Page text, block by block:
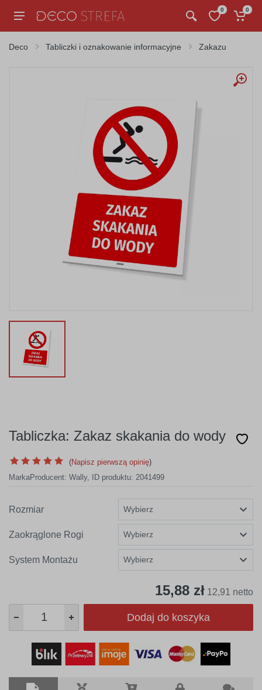
0 0
Deco Tabliczki i oznakowanie informacyjne Zakazu
Tabliczka: Zakaz skakania do wody
(Napisz pierwszą opinię)
MarkaProducent: Wally, ID produktu: 2041499
Rozmiar
Zaokrąglone Rogi
System Montażu
15,88 zł 12,91 netto
Dodaj do koszyka